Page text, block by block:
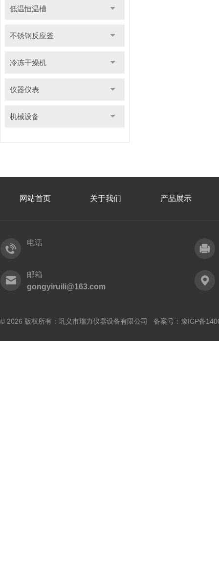
低温恒温槽
不锈钢反应釜
冷冻干燥机
仪器仪表
机械设备
网站首页 关于我们 产品展示
电话
邮箱
gongyiruili@163.com
© 2026 版权所有：巩义市瑞力仪器设备有限公司 备案号： 豫ICP备